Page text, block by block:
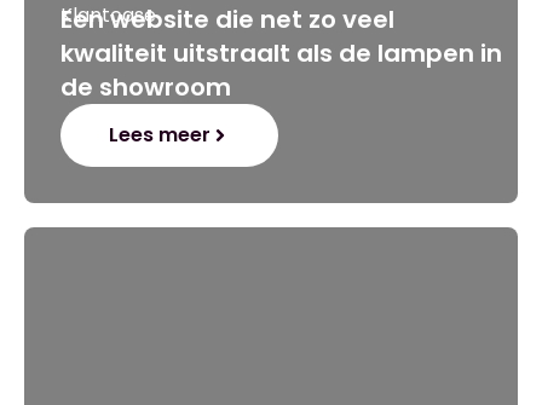
Klantcase
Een website die net zo veel
kwaliteit uitstraalt als de lampen in
de showroom
Lees meer